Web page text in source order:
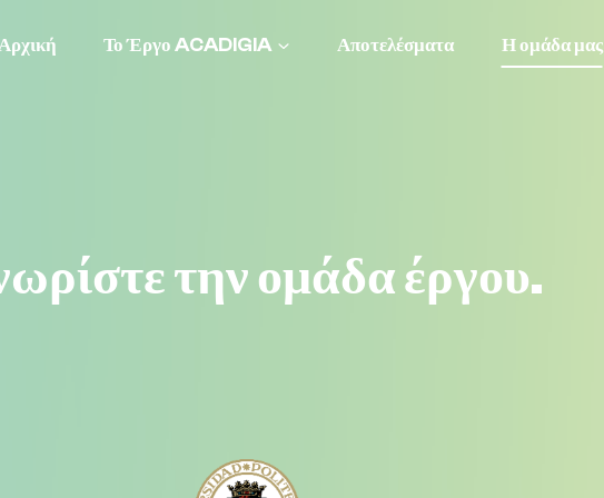
Αρχική Το Έργο ACADIGIA Αποτελέσματα Η ομάδα μας
την ομάδα έργου.